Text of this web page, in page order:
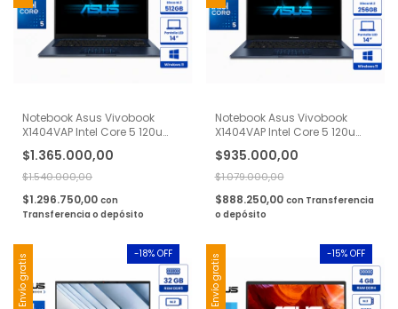
Notebook Asus Vivobook
X1404VAP Intel Core 5 120u
$1.365.000,00
$1.540.000,00
$1.296.750,00 con
Transferencia o depósito
Notebook Asus Vivobook
X1404VAP Intel Core 5 120u
Blue
$935.000,00
$1.079.000,00
$888.250,00 con Transferencia
o depósito
Envío gratis -18% OFF Envío gratis -15% OFF